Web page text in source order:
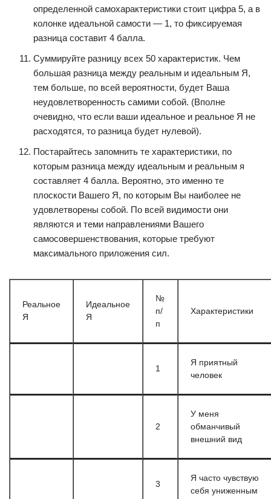
определенной самохарактеристики стоит цифра 5, а в
колонке идеальной самости — 1, то фиксируемая
разница составит 4 балла.
Суммируйте разницу всех 50 характеристик. Чем
большая разница между реальным и идеальным Я,
тем больше, по всей вероятности, будет Ваша
неудовлетворенность самими собой. (Вполне
очевидно, что если ваши идеальное и реальное Я не
расходятся, то разница будет нулевой).
Постарайтесь запомнить те характеристики, по
которым разница между идеальным и реальным я
составляет 4 балла. Вероятно, это именно те
плоскости Вашего Я, по которым Вы наиболее не
удовлетворены собой. По всей видимости они
являются и теми направлениями Вашего
самосовершенствования, которые требуют
максимального приложения сил.
Реальное
Я
Идеальное
Я
№
п/
п
Характеристики
1
Я приятный
человек
2
У меня
обманчивый
внешний вид
3
Я часто чувствую
себя униженным